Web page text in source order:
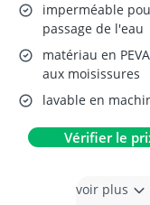
imperméable
passage de l'eau
matériau en
aux moisissures
lavable en
Vérifier le
voir plus